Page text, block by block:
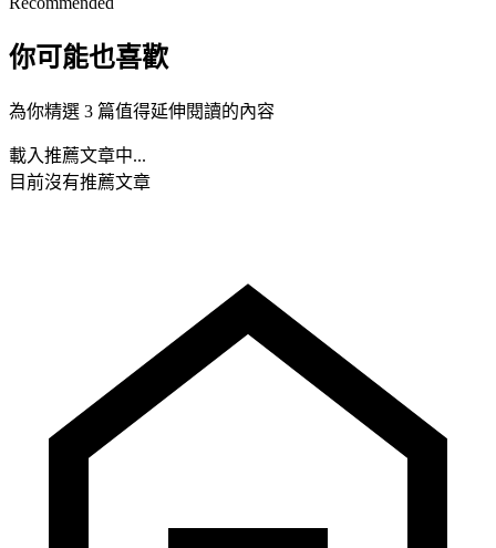
你可能也喜歡
為你精選 3 篇值得延伸閱讀的內容
載入推薦文章中...
目前沒有推薦文章